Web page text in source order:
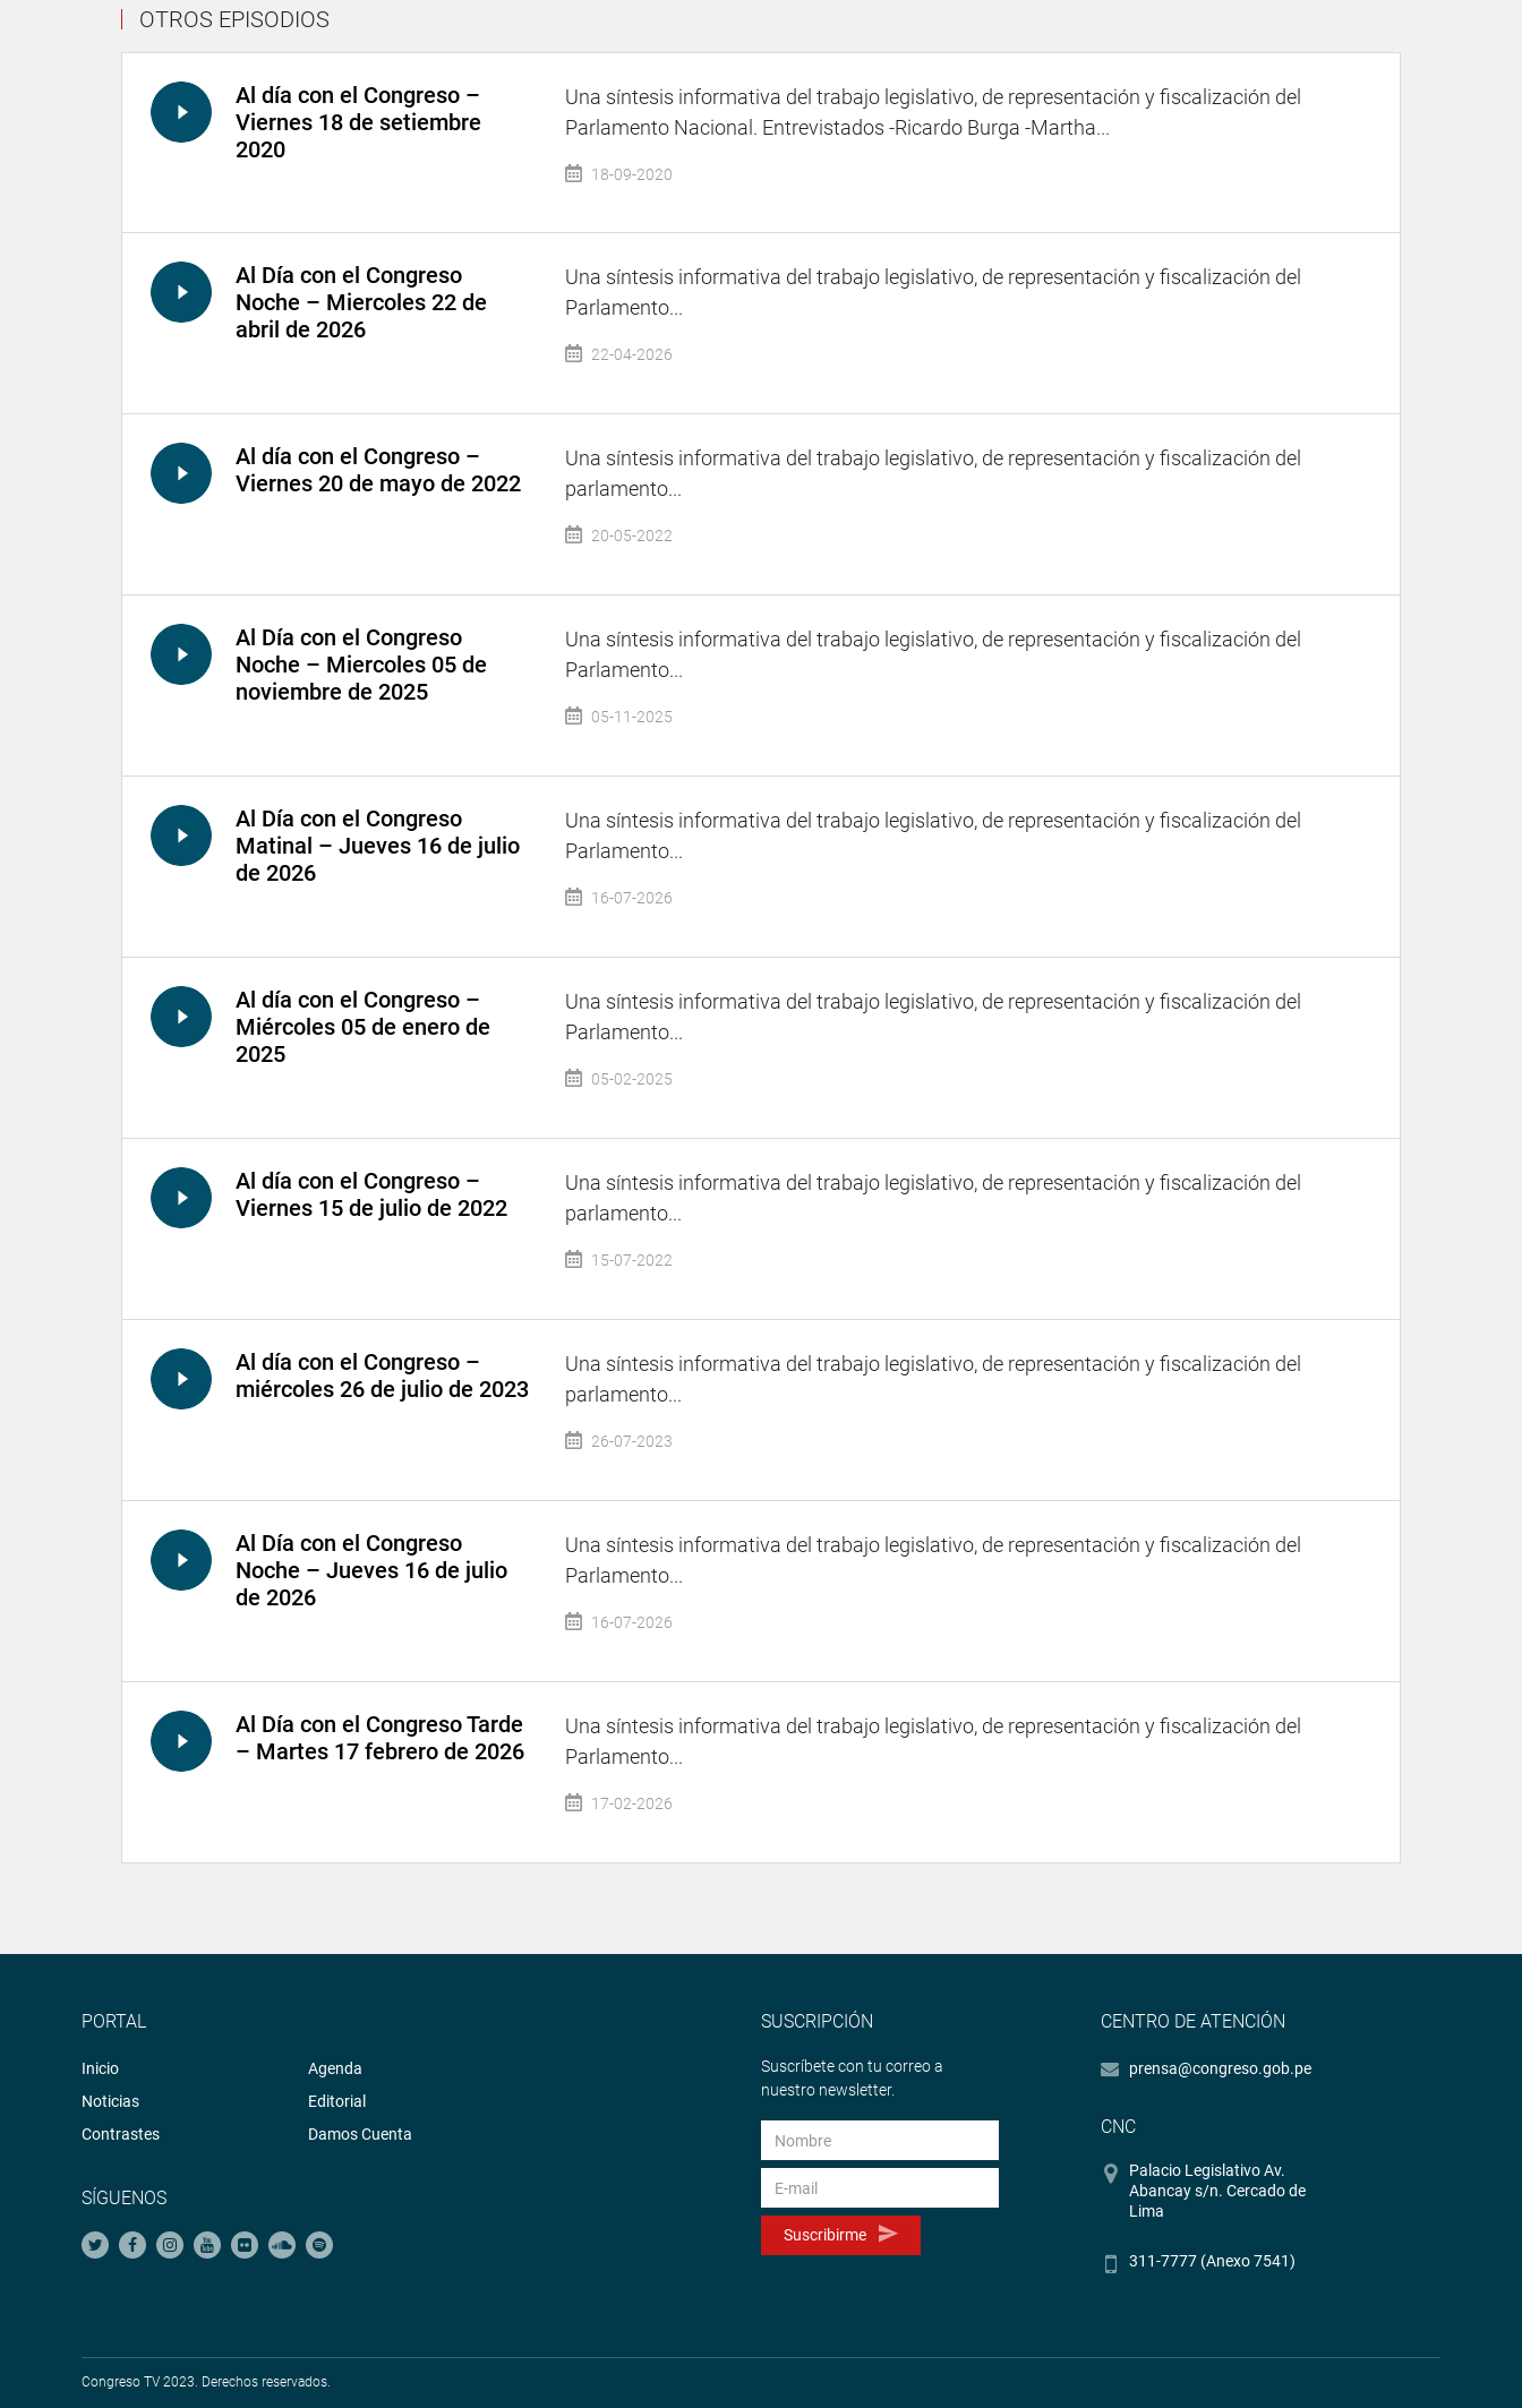
OTROS EPISODIOS
Al día con el Congreso –
Viernes 18 de setiembre
2020
Una síntesis informativa del trabajo legislativo, de representación y fiscalización del
Parlamento Nacional. Entrevistados -Ricardo Burga -Martha...
18-09-2020
Al Día con el Congreso
Noche – Miercoles 22 de
abril de 2026
Una síntesis informativa del trabajo legislativo, de representación y fiscalización del
Parlamento...
22-04-2026
Al día con el Congreso –
Viernes 20 de mayo de 2022
Una síntesis informativa del trabajo legislativo, de representación y fiscalización del
parlamento...
20-05-2022
Al Día con el Congreso
Noche – Miercoles 05 de
noviembre de 2025
Una síntesis informativa del trabajo legislativo, de representación y fiscalización del
Parlamento...
05-11-2025
Al Día con el Congreso
Matinal – Jueves 16 de julio
de 2026
Una síntesis informativa del trabajo legislativo, de representación y fiscalización del
Parlamento...
16-07-2026
Al día con el Congreso –
Miércoles 05 de enero de
2025
Una síntesis informativa del trabajo legislativo, de representación y fiscalización del
Parlamento...
05-02-2025
Al día con el Congreso –
Viernes 15 de julio de 2022
Una síntesis informativa del trabajo legislativo, de representación y fiscalización del
parlamento...
15-07-2022
Al día con el Congreso –
miércoles 26 de julio de 2023
Una síntesis informativa del trabajo legislativo, de representación y fiscalización del
parlamento...
26-07-2023
Al Día con el Congreso
Noche – Jueves 16 de julio
de 2026
Una síntesis informativa del trabajo legislativo, de representación y fiscalización del
Parlamento...
16-07-2026
Al Día con el Congreso Tarde
– Martes 17 febrero de 2026
Una síntesis informativa del trabajo legislativo, de representación y fiscalización del
Parlamento...
17-02-2026
PORTAL
Inicio
Noticias
Contrastes
Agenda
Editorial
Damos Cuenta
SÍGUENOS
SUSCRIPCIÓN
Suscríbete con tu correo a
nuestro newsletter.
Suscribirme
CENTRO DE ATENCIÓN
prensa@congreso.gob.pe
CNC
Palacio Legislativo Av.
Abancay s/n. Cercado de
Lima
311-7777 (Anexo 7541)
Congreso TV 2023. Derechos reservados.